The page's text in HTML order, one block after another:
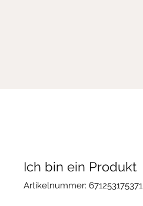
Ich bin ein Produkt
Artikelnummer: 671253175371